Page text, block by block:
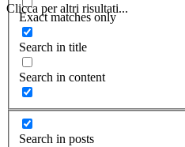
Clicca per altri risultati...
Exact matches only
Search in title
Search in content
Search in posts